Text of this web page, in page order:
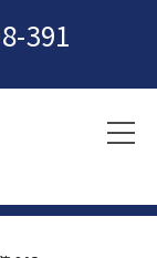
391